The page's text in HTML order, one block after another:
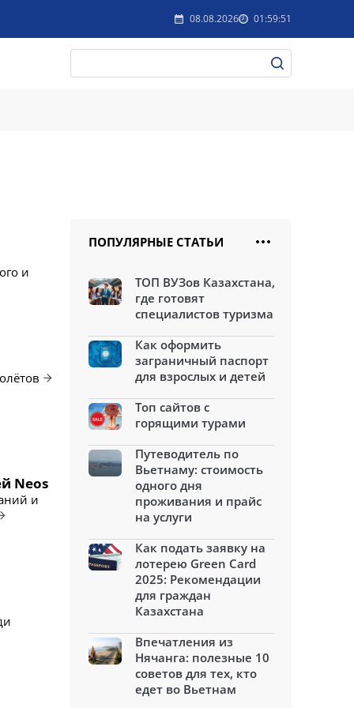
08.08.2026 01:59:51
и
Neos
и
ПОПУЛЯРНЫЕ СТАТЬИ
ТОП ВУЗов Казахстана,
где готовят
специалистов туризма
Как оформить
заграничный паспорт
для взрослых и детей
Топ сайтов с
горящими турами
Путеводитель по
Вьетнаму: стоимость
одного дня
проживания и прайс
на услуги
Как подать заявку на
лотерею Green Card
2025: Рекомендации
для граждан
Казахстана
Впечатления из
Нячанга: полезные 10
советов для тех, кто
едет во Вьетнам